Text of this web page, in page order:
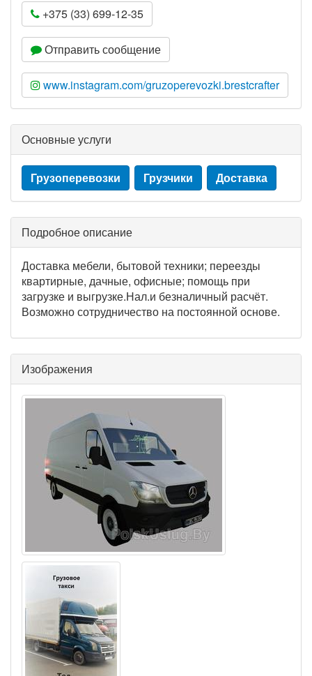
+375 (33) 699-12-35
Отправить сообщение
www.instagram.com/gruzoperevozki.brestcrafter
Основные услуги
Грузоперевозки Грузчики Доставка
Подробное описание
Доставка мебели, бытовой техники; переезды
квартирные, дачные, офисные; помощь при
загрузке и выгрузке.Нал.и безналичный расчёт.
Возможно сотрудничество на постоянной основе.
Изображения